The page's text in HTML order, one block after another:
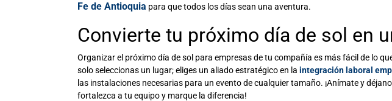
Fe de Antioquia para que todos los días sean una aventura.
Convierte tu próximo día de sol en
Organizar el próximodía de sol para empresasde tu compañía es más fácil de lo
solo seleccionas un lugar; eliges un aliado estratégico en la integración laboral
las instalaciones necesarias para un evento de cualquier tamaño. ¡Anímate y
fortalezca a tu equipo y marque la diferencia!